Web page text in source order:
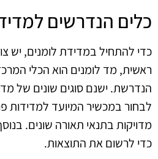
כלים הנדרשים
כדי להתחיל במדידת לומנים, יש
ראשית, מד לומנים הוא הכלי
הנדרשת. ישנם סוגים שונים של
לבחור במכשיר המיועד למדידות
מדויקות בתנאי תאורה שונים.
כדי לרשום את התוצאות.